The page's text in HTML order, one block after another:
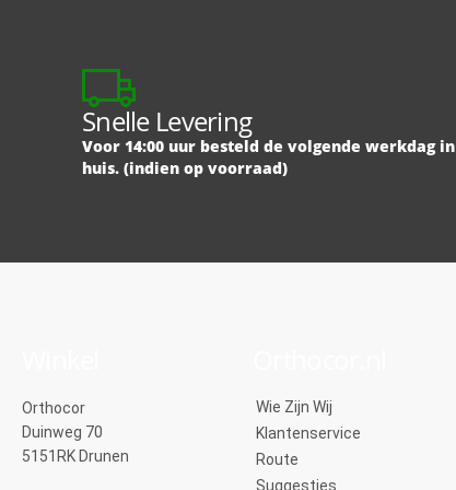
Snelle Levering
Voor 14:00 uur besteld de volgende werkdag in
huis. (indien op voorraad)
Orthocor
Duinweg 70
5151RK Drunen
Wie Zijn Wij
Klantenservice
Route
Suggesties